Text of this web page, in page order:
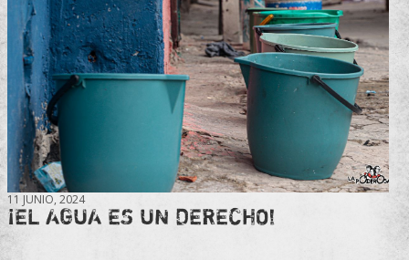
11 JUNIO, 2024
¡EL AGUA ES UN DERECHO!